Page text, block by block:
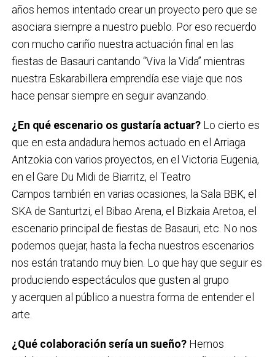
años hemos intentado crear un proyecto pero que se
asociara siempre a nuestro pueblo. Por eso recuerdo
con mucho cariño nuestra actuación final en las
fiestas de Basauri cantando “Viva la Vida” mientras
nuestra Eskarabillera emprendía ese viaje que nos
hace pensar siempre en seguir avanzando.
¿En qué escenario os gustaría actuar? Lo cierto es
que en esta andadura hemos actuado en el Arriaga
Antzokia con varios proyectos, en el Victoria Eugenia,
en el Gare Du Midi de Biarritz, el Teatro
Campos también en varias ocasiones, la Sala BBK, el
SKA de Santurtzi, el Bibao Arena, el Bizkaia Aretoa, el
escenario principal de fiestas de Basauri, etc. No nos
podemos quejar, hasta la fecha nuestros escenarios
nos están tratando muy bien. Lo que hay que seguir es
produciendo espectáculos que gusten al grupo
y acerquen al público a nuestra forma de entender el
arte.
¿Qué colaboración sería un sueño?Hemos